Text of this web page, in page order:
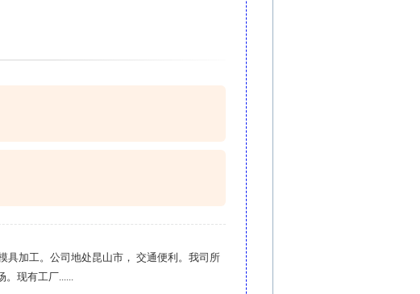
具加工。公司地处昆山市， 交通便利。我司所
现有工厂......